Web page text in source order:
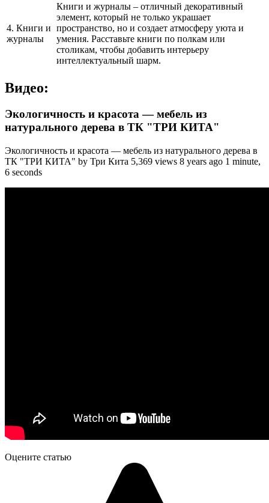
4. Книги и
журналы
Книги и журналы – отличный декоративный
элемент, который не только украшает
пространство, но и создает атмосферу уюта и
умения. Расставьте книги по полкам или
столикам, чтобы добавить интерьеру
интеллектуальный шарм.
Видео:
Экологичность и красота — мебель из
натурального дерева в ТК "ТРИ КИТА"
Экологичность и красота — мебель из натурального дерева в
ТК "ТРИ КИТА" by Три Кита 5,369 views 8 years ago 1 minute,
6 seconds
Оцените статью